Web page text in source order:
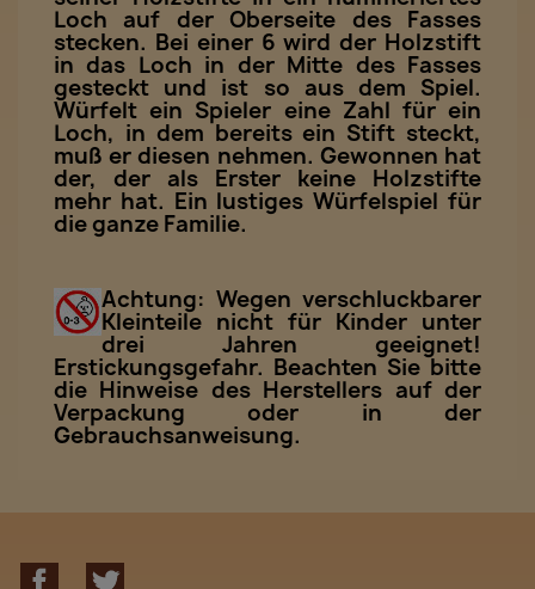
Loch auf der Oberseite des Fasses
stecken. Bei einer 6 wird der Holzstift
in das Loch in der Mitte des Fasses
gesteckt und ist so aus dem Spiel.
Würfelt ein Spieler eine Zahl für ein
Loch, in dem bereits ein Stift steckt,
muß er diesen nehmen. Gewonnen hat
der, der als Erster keine Holzstifte
mehr hat. Ein lustiges Würfelspiel für
die ganze Familie.
Achtung: Wegen verschluckbarer
Kleinteile nicht für Kinder unter
drei Jahren geeignet!
Erstickungsgefahr. Beachten Sie bitte
die Hinweise des Herstellers auf der
Verpackung oder in der
Gebrauchsanweisung.
Facebook